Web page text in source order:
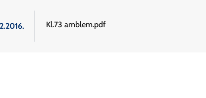
Kl.73 amblem.pdf